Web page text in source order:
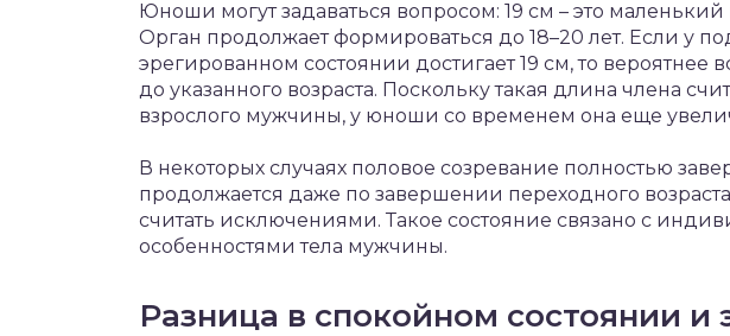
Юноши могут задаваться вопросом: 19 см – это
Орган продолжает формироваться до 18–20 лет. Если у
эрегированном состоянии достигает 19 см, то вероятнее
до указанного возраста. Поскольку такая длина члена
взрослого мужчины, у юноши со временем она еще
В некоторых случаях половое созревание полностью
продолжается даже по завершении переходного
считать исключениями. Такое состояние связано с
особенностями тела мужчины.
Разница в спокойном состоянии и